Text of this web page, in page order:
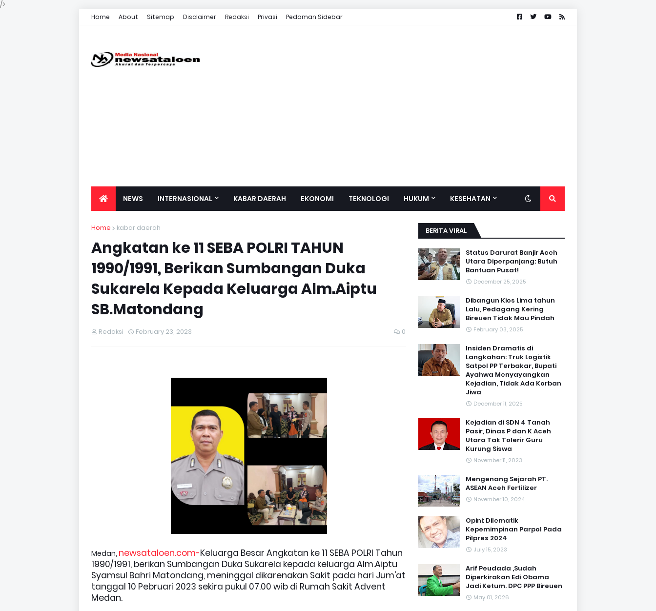
/>
Home About Sitemap Disclaimer Redaksi Privasi Pedoman Sidebar
NEWS INTERNASIONAL KABAR DAERAH EKONOMI TEKNOLOGI HUKUM KESEHATAN
Home kabar daerah
Angkatan ke 11 SEBA POLRI TAHUN
1990/1991, Berikan Sumbangan Duka
Sukarela Kepada Keluarga Alm.Aiptu
SB.Matondang
Redaksi February 23, 2023 0
Medan, newsataloen.com-Keluarga Besar Angkatan ke 11 SEBA POLRI Tahun
1990/1991, berikan Sumbangan Duka Sukarela kepada keluarga Alm.Aiptu
Syamsul Bahri Matondang, meninggal dikarenakan Sakit pada hari Jum'at
tanggal 10 Pebruari 2023 sekira pukul 07.00 wib di Rumah Sakit Advent
Medan.
BERITA VIRAL
Status Darurat Banjir Aceh
Utara Diperpanjang: Butuh
Bantuan Pusat!
December 25, 2025
Dibangun Kios Lima tahun
Lalu, Pedagang Kering
Bireuen Tidak Mau Pindah
February 03, 2025
Insiden Dramatis di
Langkahan: Truk Logistik
Satpol PP Terbakar, Bupati
Ayahwa Menyayangkan
Kejadian, Tidak Ada Korban
Jiwa
December 11, 2025
Kejadian di SDN 4 Tanah
Pasir, Dinas P dan K Aceh
Utara Tak Tolerir Guru
Kurung Siswa
November 11, 2023
Mengenang Sejarah PT.
ASEAN Aceh Fertilizer
November 10, 2024
Opini: Dilematik
Kepemimpinan Parpol Pada
Pilpres 2024
July 15, 2023
Arif Peudada ,Sudah
Diperkirakan Edi Obama
Jadi Ketum. DPC PPP Bireuen
May 01, 2026